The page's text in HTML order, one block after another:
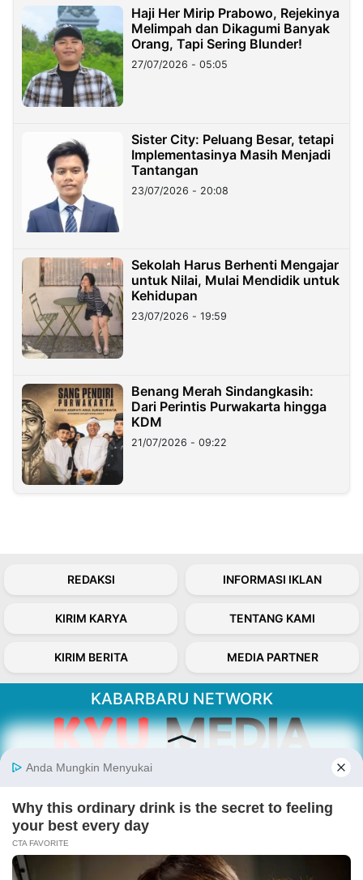
Haji Her Mirip Prabowo, Rejekinya
Melimpah dan Dikagumi Banyak
Orang, Tapi Sering Blunder!
27/07/2026 - 05:05
Sister City: Peluang Besar, tetapi
Implementasinya Masih Menjadi
Tantangan
23/07/2026 - 20:08
Sekolah Harus Berhenti Mengajar
untuk Nilai, Mulai Mendidik untuk
Kehidupan
23/07/2026 - 19:59
Benang Merah Sindangkasih:
Dari Perintis Purwakarta hingga
KDM
21/07/2026 - 09:22
REDAKSI INFORMASI IKLAN
KIRIM KARYA TENTANG KAMI
KIRIM BERITA MEDIA PARTNER
KABARBARU NETWORK
Kabarbaru.co menyajikan berita aktual dan
inspiratif dari sudut pandang berbaik sangka